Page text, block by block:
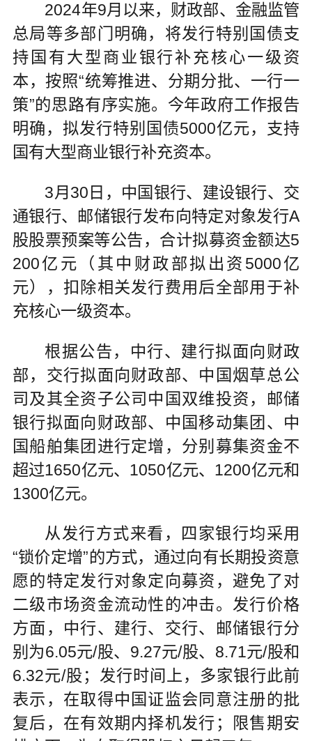
2024年9月以来，财政部、金融监管
总局等多部门明确，将发行特别国债支
持国有大型商业银行补充核心一级资
本，按照“统筹推进、分期分批、一行一
策”的思路有序实施。今年政府工作报告
明确，拟发行特别国债5000亿元，支持
国有大型商业银行补充资本。
3月30日，中国银行、建设银行、交
通银行、邮储银行发布向特定对象发行A
股股票预案等公告，合计拟募资金额达5
200亿元（其中财政部拟出资5000亿
元），扣除相关发行费用后全部用于补
充核心一级资本。
根据公告，中行、建行拟面向财政
部，交行拟面向财政部、中国烟草总公
司及其全资子公司中国双维投资，邮储
银行拟面向财政部、中国移动集团、中
国船舶集团进行定增，分别募集资金不
超过1650亿元、1050亿元、1200亿元和
1300亿元。
从发行方式来看，四家银行均采用
“锁价定增”的方式，通过向有长期投资意
愿的特定发行对象定向募资，避免了对
二级市场资金流动性的冲击。发行价格
方面，中行、建行、交行、邮储银行分
别为6.05元/股、9.27元/股、8.71元/股和
6.32元/股；发行时间上，多家银行此前
表示，在取得中国证监会同意注册的批
复后，在有效期内择机发行；限售期安